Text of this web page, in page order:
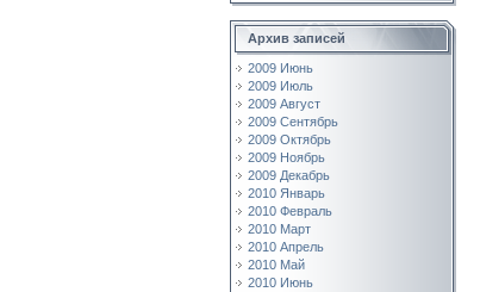
Архив записей
2009 Июнь
2009 Июль
2009 Август
2009 Сентябрь
2009 Октябрь
2009 Ноябрь
2009 Декабрь
2010 Январь
2010 Февраль
2010 Март
2010 Апрель
2010 Май
2010 Июнь